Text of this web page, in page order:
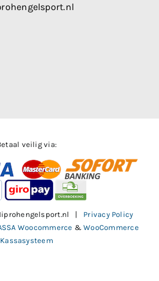
veilig via:
| Privacy Policy
Woocommerce &WooCommerce
Kassasysteem